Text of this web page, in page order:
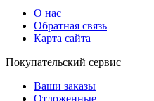
О нас
Обратная связь
Карта сайта
Покупательский сервис
Ваши заказы
Отложенные